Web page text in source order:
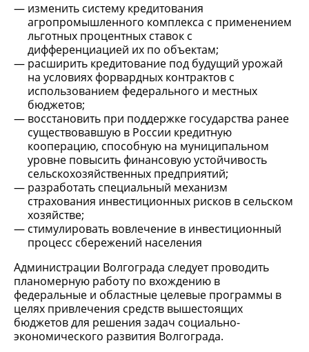
изменить систему кредитования
агропромышленного комплекса с применением
льготных процентных ставок с
дифференциацией их по объектам;
расширить кредитование под будущий урожай
на условиях форвардных контрактов с
использованием федерального и местных
бюджетов;
восстановить при поддержке государства ранее
существовавшую в России кредитную
кооперацию, способную на муниципальном
уровне повысить финансовую устойчивость
сельскохозяйственных предприятий;
разработать специальный механизм
страхования инвестиционных рисков в сельском
хозяйстве;
стимулировать вовлечение в инвестиционный
процесс сбережений населения
Администрации Волгограда следует проводить
планомерную работу по вхождению в
федеральные и областные целевые программы в
целях привлечения средств вышестоящих
бюджетов для решения задач социально-
экономического развития Волгограда.